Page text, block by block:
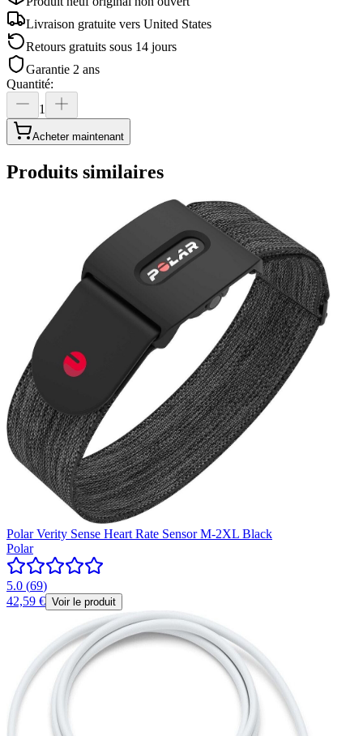
Livraison gratuite vers United States
Retours gratuits sous 14 jours
Garantie 2 ans
Quantité:
1
Acheter maintenant
Produits similaires
Polar Verity Sense Heart Rate Sensor M-2XL Black
Polar
5.0 (69)
42,59 € Voir le produit